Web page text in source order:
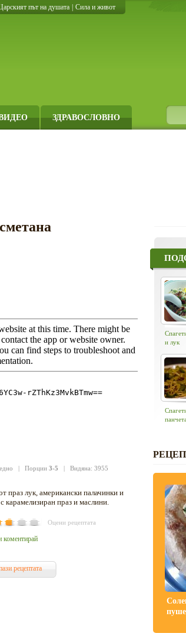
път на душата Сила и живот
ЗДРАВОСЛОВНО
| Порции 3-5 | Видяна: 3955
праз лук, американски палачинки и
с карамелизиран праз и маслини.
Оцени рецептата
коментирай
рецептата
и лук